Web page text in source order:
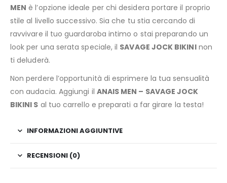
MEN è l’opzione ideale per chi desidera portare il proprio
stile al livello successivo. Sia che tu stia cercando di
ravvivare il tuo guardaroba intimo o stai preparando un
look per una serata speciale, il SAVAGE JOCK BIKINInon
ti deluderà.
Non perdere l’opportunità di esprimere la tua sensualità
con audacia. Aggiungi il ANAIS MEN – SAVAGE JOCK
BIKINI S al tuo carrello e preparati a far girare la testa!
INFORMAZIONI AGGIUNTIVE
RECENSIONI (0)